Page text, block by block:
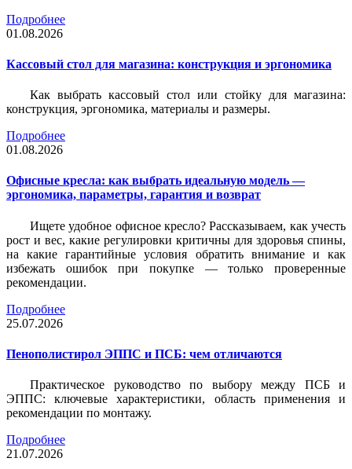
Подробнее
01.08.2026
Кассовый стол для магазина: конструкция и эргономика
Как выбрать кассовый стол или стойку для магазина:
конструкция, эргономика, материалы и размеры.
Подробнее
01.08.2026
Офисные кресла: как выбрать идеальную модель —
эргономика, параметры, гарантия и возврат
Ищете удобное офисное кресло? Рассказываем, как учесть
рост и вес, какие регулировки критичны для здоровья спины,
на какие гарантийные условия обратить внимание и как
избежать ошибок при покупке — только проверенные
рекомендации.
Подробнее
25.07.2026
Пенополистирол ЭППС и ПСБ: чем отличаются
Практическое руководство по выбору между ПСБ и
ЭППС: ключевые характеристики, область применения и
рекомендации по монтажу.
Подробнее
21.07.2026